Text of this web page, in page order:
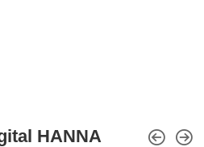
HANNA